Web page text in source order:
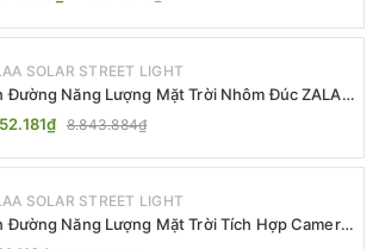
SOLAR STREET LIGHT
Đường Năng Lượng Mặt Trời Nhôm Đúc ZALAA
Cao Cấp IP65
8.843.884₫
SOLAR STREET LIGHT
Đường Năng Lượng Mặt Trời Tích Hợp Camera
ZL-BJ04-CCTV (80W, IP65)